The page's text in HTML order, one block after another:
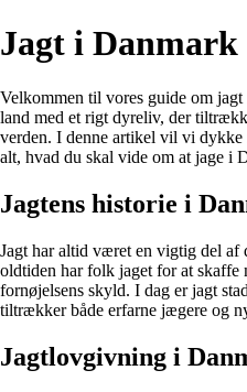
Jagt i Danmark
Velkommen til vores guide om
land med et rigt dyreliv, der
verden. I denne artikel vil vi
alt, hvad du skal vide om at jage i
Jagtens historie i
Jagt har altid været en vigtig del af
oldtiden har folk jaget for at skaffe
fornøjelsens skyld. I dag er jagt
tiltrækker både erfarne jægere og
Jagtlovgivning i